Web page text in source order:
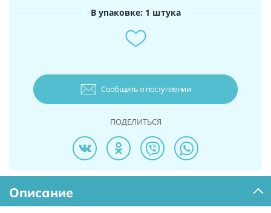
В упаковке: 1 штука
Сообщить о поступлении
ПОДЕЛИТЬСЯ
Описание